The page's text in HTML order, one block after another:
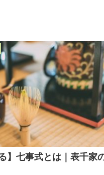
】七事式とは｜表千家